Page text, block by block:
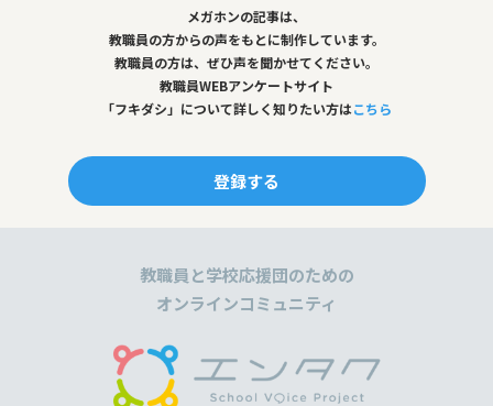
メガホンの記事は、
教職員の方からの声をもとに制作しています。
教職員の方は、ぜひ声を聞かせてください。
教職員WEBアンケートサイト
「フキダシ」について詳しく知りたい方はこちら
登録する
教職員と学校応援団のための
オンラインコミュニティ